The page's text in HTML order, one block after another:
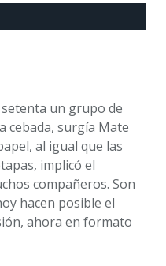
un grupo de
cebada, surgía Mate
al igual que las
implicó el
compañeros. Son
hacen posible el
ahora en formato